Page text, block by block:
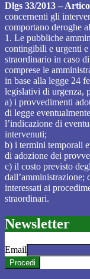
Dlgs 33/2013 –
concernenti gli
comportano deroghe
1. Le pubbliche
contingibili e urgenti
straordinario in caso
comprese le
in base alla legge 24
legislativi di urgenza,
a) i provvedimenti
di legge
l’indicazione di
intervenuti;
b) i termini temporali
di adozione dei
c) il costo previsto
dall’amministrazione;
interessati ai
straordinari.
Newsletter
Email